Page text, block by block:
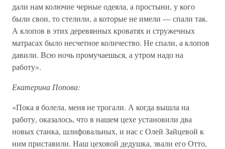
дали нам колючие черные одеяла, а простыни, у кого
были свои, то стелили, а которые не имели — спали так.
А клопов в этих деревянных кроватях и стружечных
матрасах было несчетное количество. Не спали, а клопов
давили. Всю ночь промучаешься, а утром надо на
работу».
Екатерина Попова:
«Пока я болела, меня не трогали. А когда вышла на
работу, оказалось, что в нашем цехе установили два
новых станка, шлифовальных, и нас с Олей Зайцевой к
ним приставили. Наш цеховой дедушка, звали его Отто,